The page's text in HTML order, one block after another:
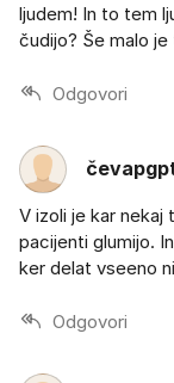
ljudem! In to tem
čudijo? Še malo
Odgovori
V izoli je kar nekaj
pacijenti glumijo.
ker delat vseeno
Odgovori